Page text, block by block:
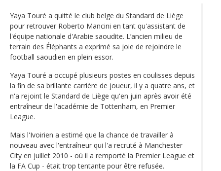
Yaya Touré a quitté le club belge du Standard de Liège
pour retrouver Roberto Mancini en tant qu'assistant de
l'équipe nationale d'Arabie saoudite. L’ancien milieu de
terrain des Éléphants a exprimé sa joie de rejoindre le
football saoudien en plein essor.
Yaya Touré a occupé plusieurs postes en coulisses depuis
la fin de sa brillante carrière de joueur, il y a quatre ans, et
n'a rejoint le Standard de Liège qu'en juin après avoir été
entraîneur de l'académie de Tottenham, en Premier
League.
Mais l'Ivoirien a estimé que la chance de travailler à
nouveau avec l'entraîneur qui l'a recruté à Manchester
City en juillet 2010 - où il a remporté la Premier League et
la FA Cup - était trop tentante pour être refusée.